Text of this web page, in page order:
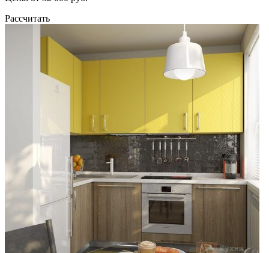
Рассчитать